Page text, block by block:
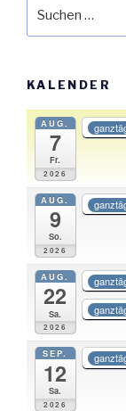
KALENDER
AUG.
7
Fr.
2026
AUG.
9
So.
2026
AUG.
22
Sa.
2026
SEP.
12
Sa.
2026